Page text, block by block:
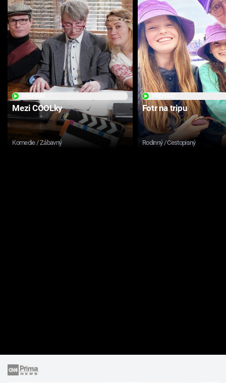
Mezi COOLky
Komedie / Zábavný
Fotr na tripu
Rodinný / Cestopisný